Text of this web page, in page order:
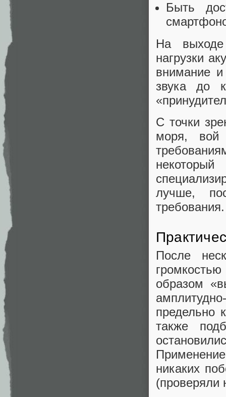
Быть
На
нагрузки
внимание и
звука до
С точки
моря, вой
лучше,
требования.
После
образом
предельно
также
никаких
(проверяли